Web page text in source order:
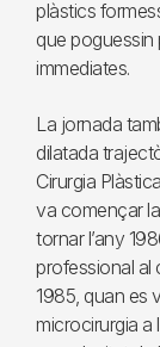
plàstics
que
immediates.
La jornada
dilatada
Cirurgia
va començar
tornar l’any
professional al
1985, quan es
microcirurgia a